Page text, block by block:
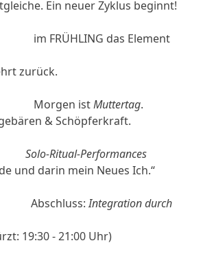
Ein neuer Zyklus beginnt!
FRÜHLING das Element
zurück.
istMuttertag.
& Schöpferkraft.
Solo-Ritual-Performances
und darin mein Neues Ich.“
Integration durch
19:30 - 21:00 Uhr)